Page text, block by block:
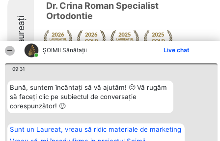
ŞOIMII Sănătații Live chat
09:31
Bună, suntem încântați să vă ajutăm! 🙂 Vă rugăm
să faceți clic pe subiectul de conversație
corespunzător! 🙂
Sunt un Laureat, vreau să ridic materiale de marketing
Laureați
Dr. Crina Roman Specialist
Ortodontie
9.8
Organizator Ranking
BRIGHT SOLUTIONS BR SRL
Aleea Timisul De Sus 2 Bl. A30
București
Plebiscyt
Lista Tuturor
Reguli